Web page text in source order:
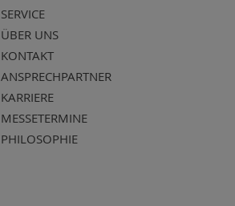
SERVICE
ÜBER UNS
KONTAKT
ANSPRECHPARTNER
KARRIERE
MESSETERMINE
PHILOSOPHIE